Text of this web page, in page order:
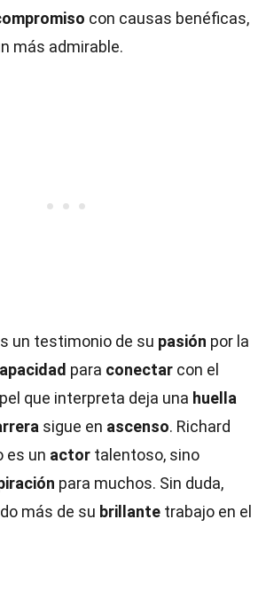
con causas benéficas,
más admirable.
un testimonio de su pasión por la
para conectar con el
que interpreta deja una huella
sigue en ascenso. Richard
es un actor talentoso, sino
para muchos. Sin duda,
más de su brillante trabajo en el